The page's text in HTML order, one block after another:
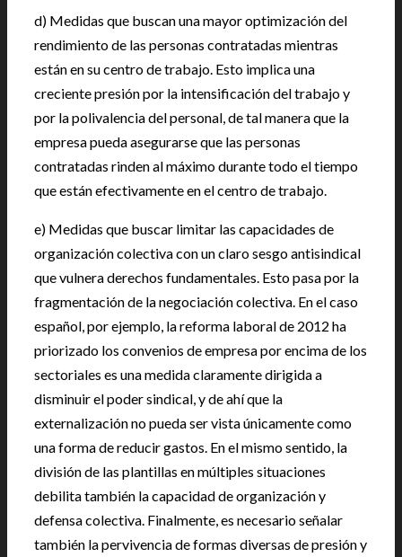
d) Medidas que buscan una mayor optimización del
rendimiento de las personas contratadas mientras
están en su centro de trabajo. Esto implica una
creciente presión por la intensificación del trabajo y
por la polivalencia del personal, de tal manera que la
empresa pueda asegurarse que las personas
contratadas rinden al máximo durante todo el tiempo
que están efectivamente en el centro de trabajo.
e) Medidas que buscar limitar las capacidades de
organización colectiva con un claro sesgo antisindical
que vulnera derechos fundamentales. Esto pasa por la
fragmentación de la negociación colectiva. En el caso
español, por ejemplo, la reforma laboral de 2012 ha
priorizado los convenios de empresa por encima de los
sectoriales es una medida claramente dirigida a
disminuir el poder sindical, y de ahí que la
externalización no pueda ser vista únicamente como
una forma de reducir gastos. En el mismo sentido, la
división de las plantillas en múltiples situaciones
debilita también la capacidad de organización y
defensa colectiva. Finalmente, es necesario señalar
también la pervivencia de formas diversas de presión y